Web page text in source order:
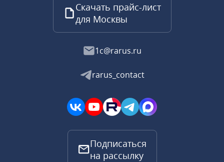
Скачать прайс-лист
для Москвы
1c@rarus.ru
rarus_contact
Подписаться
на рассылку